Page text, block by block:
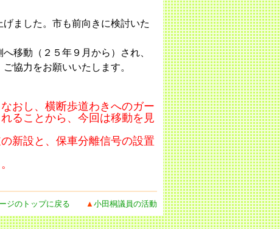
ました。市も前向きに検討いた
移動（２５年９月から）され、
協力をお願いいたします。
おし、横断歩道わきへのガー
ることから、今回は移動を見
新設と、保車分離信号の設置
ジのトップに戻る ▲ 小田桐議員の活動